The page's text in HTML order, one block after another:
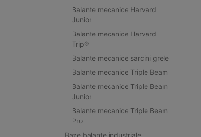
Balante mecanice Harvard
Junior
Balante mecanice Harvard
Trip®
Balante mecanice sarcini grele
Balante mecanice Triple Beam
Balante mecanice Triple Beam
Junior
Balante mecanice Triple Beam
Pro
Baze balante industriale